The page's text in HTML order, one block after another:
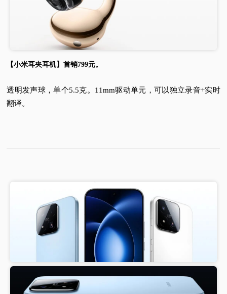
【小米耳夹耳机】首销799元。
透明发声球，单个5.5克。11mm驱动单元，可以独立录音+实时
翻译。